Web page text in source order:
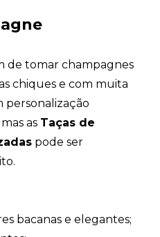
de tomar champagnes
chiques e com muita
personalização
as Taças de
pode ser
bacanas e elegantes;